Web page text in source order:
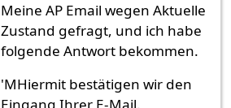
Meine AP Email wegen Aktuelle
Zustand gefragt, und ich habe
folgende Antwort bekommen.
'MHiermit bestätigen wir den
Eingang Ihrer E-Mail.